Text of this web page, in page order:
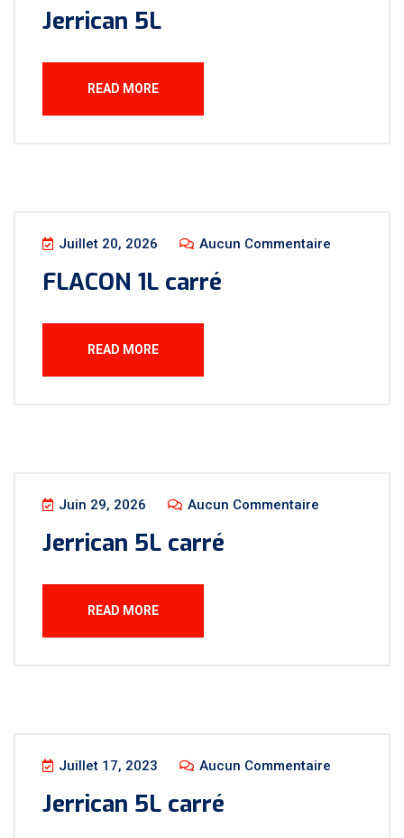
Jerrican 5L
READ MORE
Juillet 20, 2026 Aucun Commentaire
FLACON 1L carré
READ MORE
Juin 29, 2026 Aucun Commentaire
Jerrican 5L carré
READ MORE
Juillet 17, 2023 Aucun Commentaire
Jerrican 5L carré